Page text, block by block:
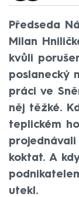
Předseda
Milan
kvůli
poslanecký
práci ve
něj těžké.
teplickém
koktat. A
utekl.